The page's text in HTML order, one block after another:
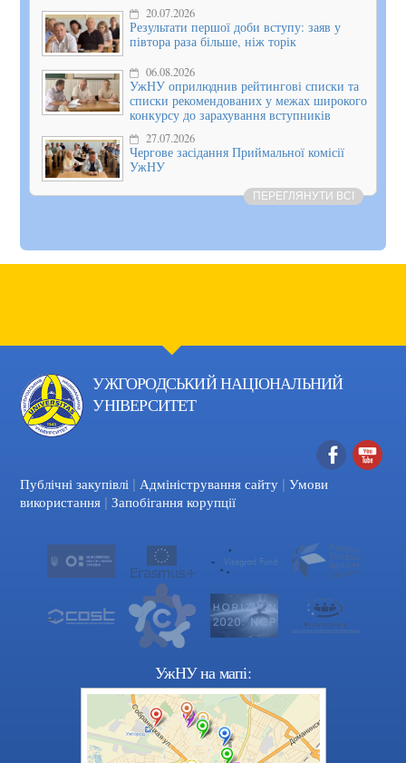
20.07.2026
Результати першої доби вступу: заяв у
півтора раза більше, ніж торік
06.08.2026
УжНУ оприлюднив рейтингові списки та
списки рекомендованих у межах широкого
конкурсу до зарахування вступників
27.07.2026
Чергове засідання Приймальної комісії
УжНУ
ПЕРЕГЛЯНУТИ ВСІ
УЖГОРОДСЬКИЙ НАЦІОНАЛЬНИЙ
УНІВЕРСИТЕТ
Facebook
Публічні закупівлі | Адміністрування сайту | Умови
використання | Запобігання корупції
УжНУ на мапі: